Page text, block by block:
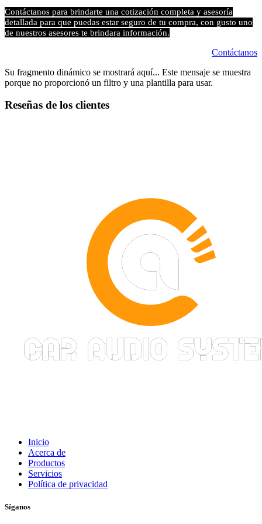
Contáctanos para brindarte una cotización completa y asesoría
detallada para que puedas estar seguro de tu compra, con gusto uno
de nuestros asesores te brindara información.
Contáctanos
Su fragmento dinámico se mostrará aquí... Este mensaje se muestra
porque no proporcionó un filtro y una plantilla para usar.
Reseñas de los clientes
Inicio
Acerca de
Productos
Servicios
Política de privacidad
Síganos